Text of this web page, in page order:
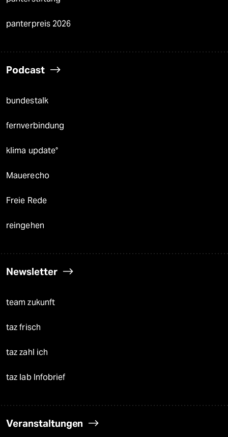
panterpreis 2026
Podcast
bundestalk
fernverbindung
klima update°
Mauerecho
Freie Rede
reingehen
Newsletter
team zukunft
taz frisch
taz zahl ich
taz lab Infobrief
Veranstaltungen